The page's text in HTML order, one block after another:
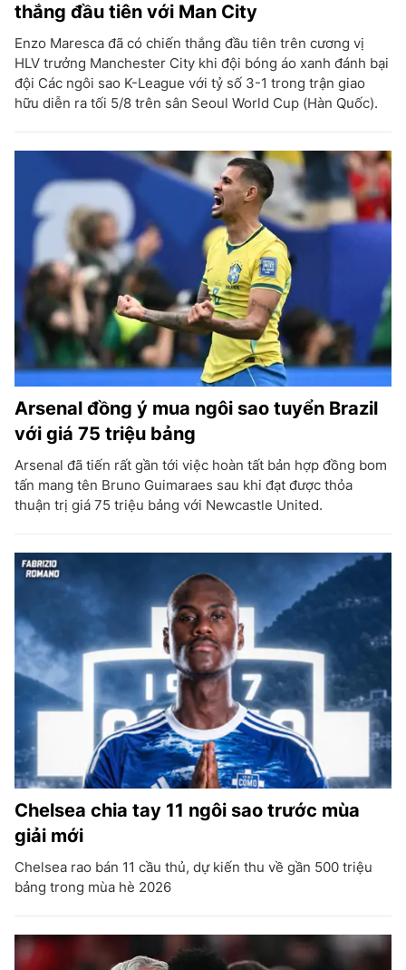
thắng đầu tiên với Man City
Enzo Maresca đã có chiến thắng đầu tiên trên cương vị
HLV trưởng Manchester City khi đội bóng áo xanh đánh bại
đội Các ngôi sao K-League với tỷ số 3-1 trong trận giao
hữu diễn ra tối 5/8 trên sân Seoul World Cup (Hàn Quốc).
Arsenal đồng ý mua ngôi sao tuyển Brazil
với giá 75 triệu bảng
Arsenal đã tiến rất gần tới việc hoàn tất bản hợp đồng bom
tấn mang tên Bruno Guimaraes sau khi đạt được thỏa
thuận trị giá 75 triệu bảng với Newcastle United.
Chelsea chia tay 11 ngôi sao trước mùa
giải mới
Chelsea rao bán 11 cầu thủ, dự kiến thu về gần 500 triệu
bảng trong mùa hè 2026